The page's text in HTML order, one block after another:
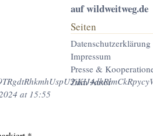
at 15:55
auf wildweitweg.de
Seiten
Datenschutzerklärung
Impressum
Presse &
Zum Autor